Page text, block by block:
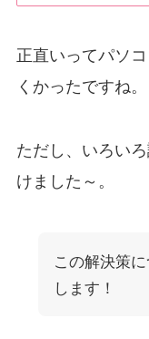
正直いってパソ
くかったですね。
ただし、いろい
けました～。
この解決策
します！